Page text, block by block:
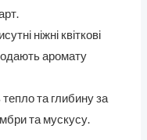
ніжні квіткові
аромату
та глибину за
та мускусу.